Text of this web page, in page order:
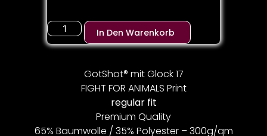
In Den Warenkorb
GotShot® mit Glock 17
FIGHT FOR ANIMALS Print
regular fit
Premium Quality
65% Baumwolle / 35% Polyester – 300g/qm